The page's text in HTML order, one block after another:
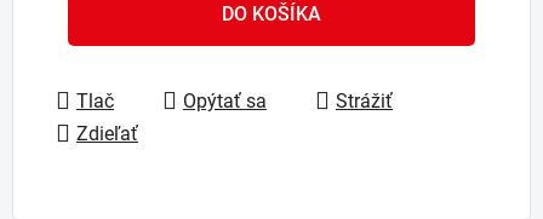
DO KOŠÍKA
Tlač Opýtať sa
Strážiť
Zdieľať